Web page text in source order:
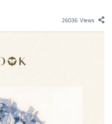
26036 Views